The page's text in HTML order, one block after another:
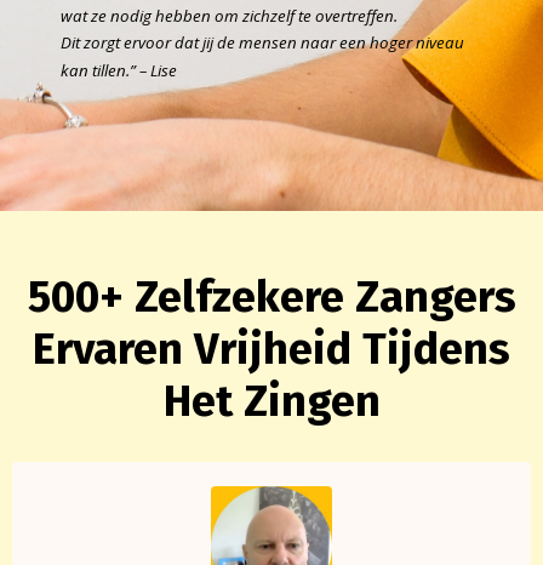
wat ze nodig hebben om zichzelf te overtreffen.
Dit zorgt ervoor dat jij de mensen naar een hoger niveau
kan tillen.” – Lise
500+ Zelfzekere Zangers
Ervaren Vrijheid Tijdens
Het Zingen